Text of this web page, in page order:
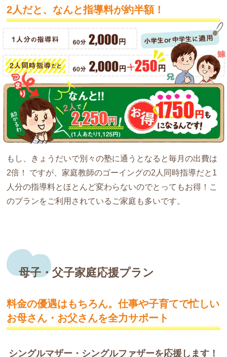
2人だと、なんと指導料が約半額！
もし、きょうだいで別々の塾に通うとなると毎月の出費は
2倍！ ですが、家庭教師のゴーイングの2人同時指導だと 1
人分の指導料とほとんど変わらないのでとってもお得！こ
のプランをご利用されているご家庭も多いです。
母子・父子家庭応援プラン
料金の優遇はもちろん。仕事や子育てで忙しい
お母さん・お父さんを全力サポート
シングルマザー・シングルファザーを応援します！